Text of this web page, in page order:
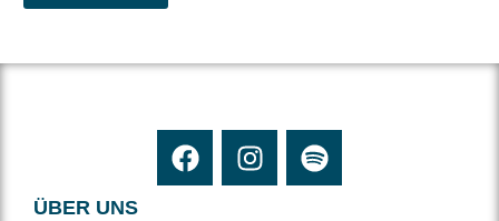
ÜBER UNS